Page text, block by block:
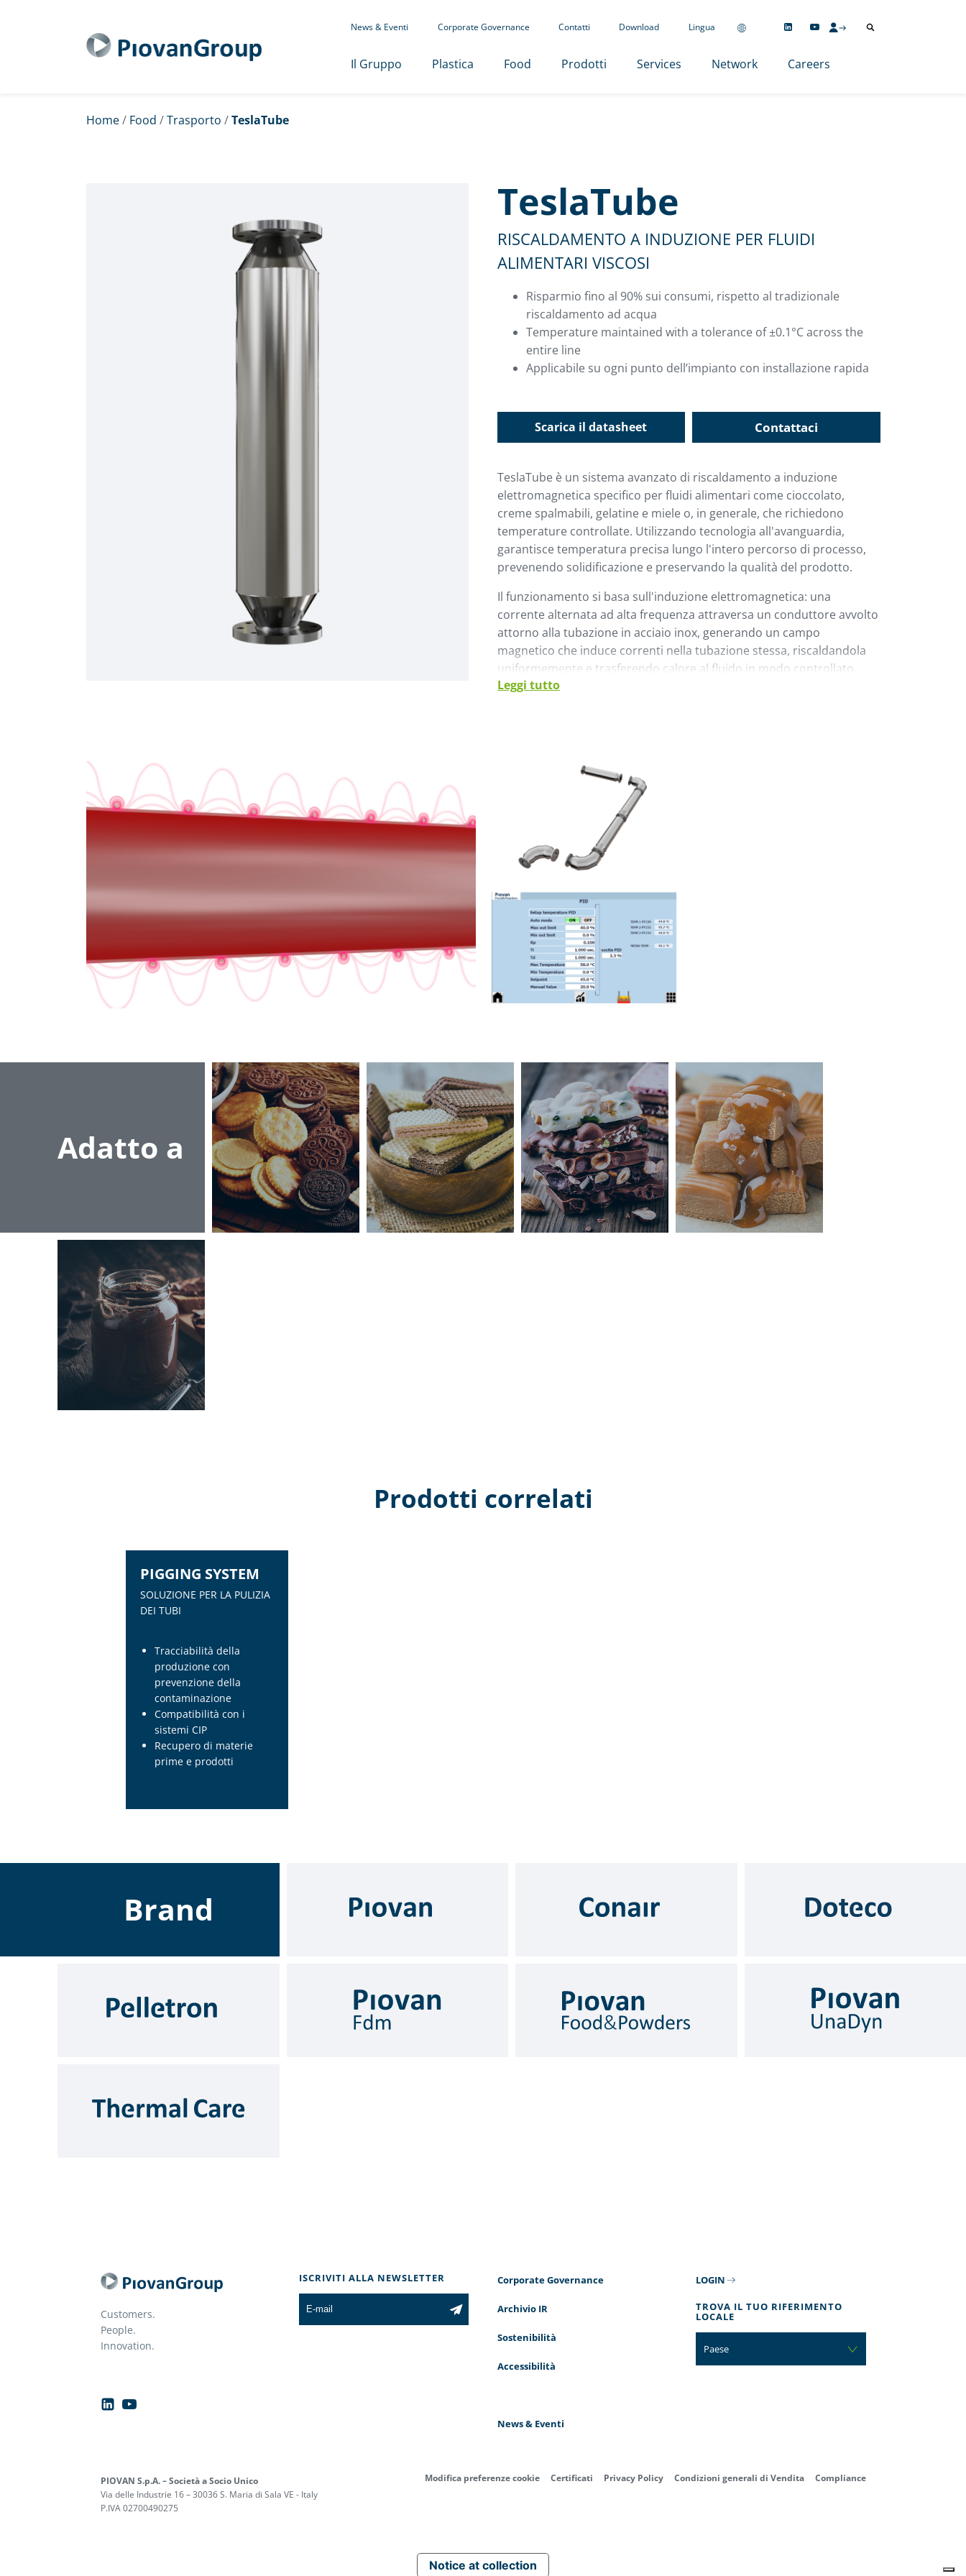
News & Eventi Corporate Governance Contatti Download Lingua
Il Gruppo Plastica Food Prodotti Services Network Careers
Home/ Food /Trasporto /TeslaTube
TeslaTube
RISCALDAMENTO A INDUZIONE PER FLUIDI
ALIMENTARI VISCOSI
Risparmio fino al 90% sui consumi, rispetto al tradizionale
riscaldamento ad acqua
Temperature maintained with a tolerance of ±0.1°C across the
entire line
Applicabile su ogni punto dell’impianto con installazione rapida
Scarica il datasheet Contattaci
TeslaTube è un sistema avanzato di riscaldamento a induzione
elettromagnetica specifico per fluidi alimentari come cioccolato,
creme spalmabili, gelatine e miele o, in generale, che richiedono
temperature controllate. Utilizzando tecnologia all'avanguardia,
garantisce temperatura precisa lungo l'intero percorso di processo,
prevenendo solidificazione e preservando la qualità del prodotto.
Il funzionamento si basa sull'induzione elettromagnetica: una
corrente alternata ad alta frequenza attraversa un conduttore avvolto
attorno alla tubazione in acciaio inox, generando un campo
magnetico che induce correnti nella tubazione stessa, riscaldandola
uniformemente e trasferendo calore al fluido in modo controllato.
installazione e manutenzione, mentre la standardizzazione ottimizza
The advanced PLC controller, through distributed sensors, constantly
monitors and adjusts the delivered power, maintaining the
temperature of the fluid within ±0.1°C with extremely fast response
times. The intuitive interface allows for real-time programming and
monitoring.
Rispetto ai sistemi tradizionali, TeslaTube offre vantaggi significativi:
efficienza energetica superiore con risparmi fino al 90%, eliminazione
di componenti energivori, distribuzione omogenea del calore, tempi di
avviamento ridotti e nessun rischio di contaminazione.
Il sistema può sfruttare direttamente l'energia dagli inverter
Leggi tutto
Adatto a
Cioccolato
Creme
Prodotti correlati
PIGGING SYSTEM
SOLUZIONE PER LA PULIZIA
DEI TUBI
Tracciabilità della
produzione con
prevenzione della
contaminazione
Compatibilità con i
sistemi CIP
Recupero di materie
prime e prodotti
Brand
Customers.
People.
Innovation.
ISCRIVITI ALLA NEWSLETTER Corporate Governance
Archivio IR
Sostenibilità
Accessibilità
News & Eventi
LOGIN
TROVA IL TUO RIFERIMENTO
LOCALE
Paese
PIOVAN S.p.A. – Società a Socio Unico
Via delle Industrie 16 – 30036 S. Maria di Sala VE - Italy
P.IVA 02700490275
Modifica preferenze cookie Certificati Privacy Policy Condizioni generali di Vendita Compliance
Notice at collection